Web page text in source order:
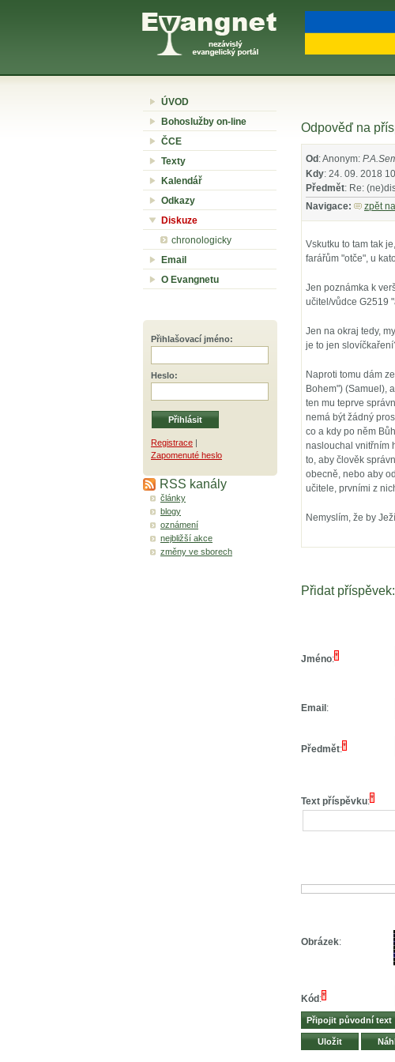
ÚVOD
Bohoslužby on-line
ČCE
Texty
Kalendář
Odkazy
Diskuze
chronologicky
Email
O Evangnetu
Přihlašovací jméno:
Heslo:
Registrace |
Zapomenuté heslo
RSS kanály
články
blogy
oznámení
nejbližší akce
změny ve sborech
Odpověď na
Od : Anonym:
Kdy: 24. 09. 2018
Předmět: Re:
Navigace:
zpět
Vskutku to tam tak
farářům "otče", u
Jen poznámka k
učitel/vůdce G2519
Jen na okraj tedy,
je to jen
Naproti tomu dám
Bohem") (Samuel),
ten mu teprve
nemá být žádný
co a kdy po něm
naslouchal vnitřním
to, aby člověk
obecně, nebo aby
učitele, prvními z
Nemyslím, že by
Přidat příspěvek:
Jméno:*
Email :
Předmět:*
Text příspěvku:*
Obrázek:
Kód :*